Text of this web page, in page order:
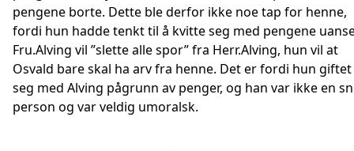
pengene borte. Dette ble derfor ikke noe tap for henne,
fordi hun hadde tenkt til å kvitte seg med pengene
Fru.Alving vil ”slette alle spor” fra Herr.Alving, hun vil at
Osvald bare skal ha arv fra henne. Det er fordi hun giftet
seg med Alving pågrunn av penger, og han var ikke en
person og var veldig umoralsk.